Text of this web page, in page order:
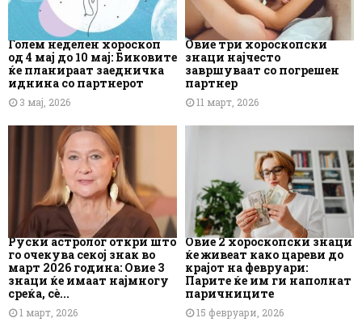
Голем неделен хороскоп
од 4 мај до 10 мај: Биковите
ќе планираат заедничка
иднина со партнерот
3 мај, 2026
Овие три хороскопски
знаци најчесто
завршуваат со погрешен
партнер
11 март, 2026
Руски астролог откри што
го очекува секој знак во
март 2026 година: Овие 3
знаци ќе имаат најмногу
среќа, сè...
1 март, 2026
Овие 2 хороскопски знаци
ќе живеат како цареви до
крајот на февруари:
Парите ќе им ги наполнат
паричниците
15 февруари, 2026